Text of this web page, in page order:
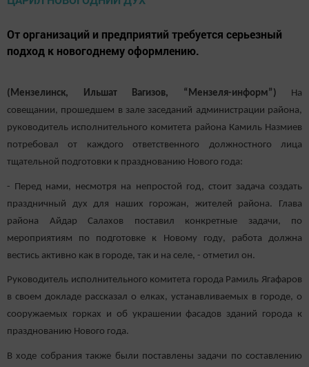
От организаций и предприятий требуется серьезный
подход к новогоднему оформлению.
(Мензелинск, Ильшат Вагизов, “Мензеля-информ”) На
совещании, прошедшем в зале заседаний администрации района,
руководитель исполнительного комитета района Камиль Назмиев
потребовал от каждого ответственного должностного лица
тщательной подготовки к празднованию Нового года:
- Перед нами, несмотря на непростой год, стоит задача создать
праздничный дух для наших горожан, жителей района. Глава
района Айдар Салахов поставил конкретные задачи, по
мероприятиям по подготовке к Новому году, работа должна
вестись активно как в городе, так и на селе, - отметил он.
Руководитель исполнительного комитета города Рамиль Ягафаров
в своем докладе рассказал о елках, устанавливаемых в городе, о
сооружаемых горках и об украшении фасадов зданий города к
празднованию Нового года.
В ходе собрания также были поставлены задачи по составлению